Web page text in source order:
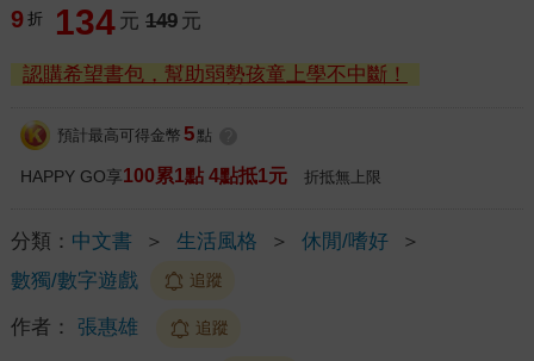
9 折 134 元 149 元
認購希望書包，幫助弱勢孩童上學不中斷！
預計最高可得金幣 5 點
HAPPY GO享100累1點 4點抵1元 折抵無上限
分類： 中文書 ＞ 生活風格 ＞ 休閒/嗜好
＞
數獨/數字遊戲
追蹤
作者： 張惠雄 追蹤